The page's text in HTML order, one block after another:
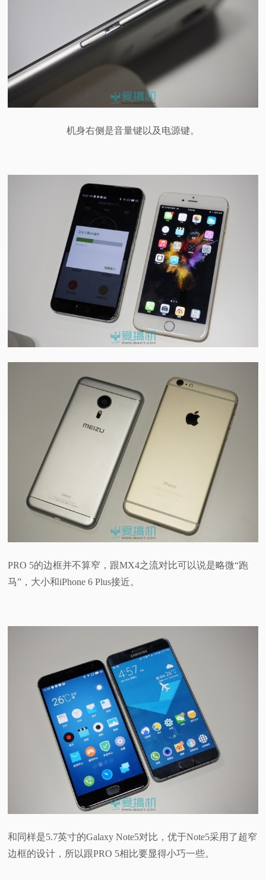
机身右侧是音量键以及电源键。
PRO 5的边框并不算窄，跟MX4之流对比可以说是略微“跑
马”，大小和iPhone 6 Plus接近。
和同样是5.7英寸的Galaxy Note5对比，优于Note5采用了超窄
边框的设计，所以跟PRO 5相比要显得小巧一些。